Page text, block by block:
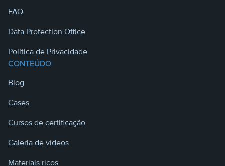
FAQ
Data Protection Office
Política de Privacidade
CONTEÚDO
Blog
Cases
Cursos de certificação
Galeria de vídeos
Materiais ricos